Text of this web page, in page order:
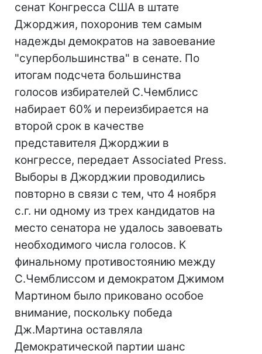
сенат Конгресса США в штате
Джорджия, похоронив тем самым
надежды демократов на завоевание
"супербольшинства" в сенате. По
итогам подсчета большинства
голосов избирателей С.Чемблисс
набирает 60% и переизбирается на
второй срок в качестве
представителя Джорджии в
конгрессе, передает Associated Press.
Выборы в Джорджии проводились
повторно в связи с тем, что 4 ноября
с.г. ни одному из трех кандидатов на
место сенатора не удалось завоевать
необходимого числа голосов. К
финальному противостоянию между
С.Чемблиссом и демократом Джимом
Мартином было приковано особое
внимание, поскольку победа
Дж.Мартина оставляла
Демократической партии шанс